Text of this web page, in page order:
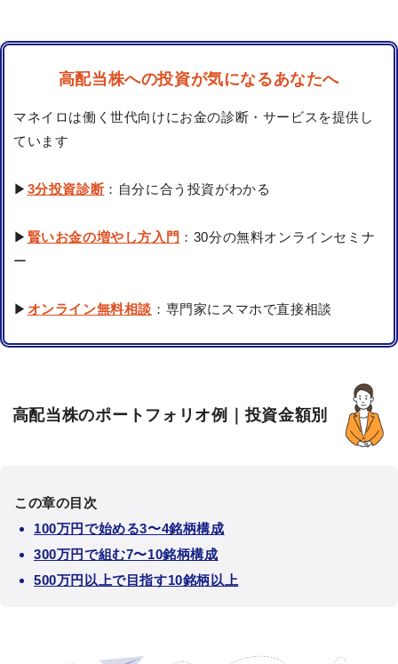
高配当株への投資が気になるあなたへ
マネイロは働く世代向けにお金の診断・サービスを提供し
ています
▶ 3分投資診断：自分に合う投資がわかる
▶ 賢いお金の増やし方入門 ：30分の無料オンラインセミナ
ー
▶ オンライン無料相談 ：専門家にスマホで直接相談
高配当株のポートフォリオ例｜投資金額別
この章の目次
100万円で始める3〜4銘柄構成
300万円で組む7〜10銘柄構成
500万円以上で目指す10銘柄以上